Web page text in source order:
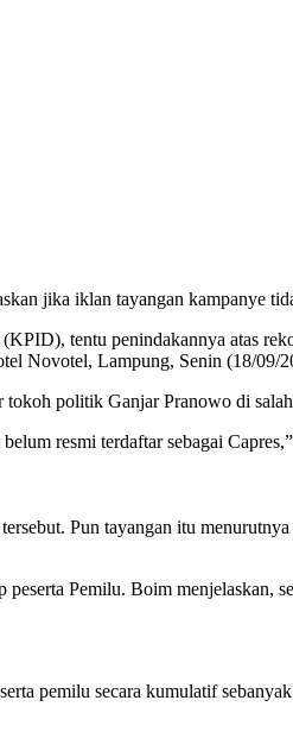
jika iklan tayangan kampanye
tentu penindakannya atas
Novotel, Lampung, Senin (18/09/
tokoh politik Ganjar Pranowo di
resmi terdaftar sebagai
Pun tayangan itu
Pemilu. Boim menjelaskan,
pemilu secara kumulatif